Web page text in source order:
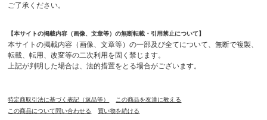
ご了承ください。
【本サイトの掲載内容（画像、文章等）の無断転載・引用禁止について】
本サイトの掲載内容（画像、文章等）の一部及び全てについて、無断で複製、
転載、転用、改変等の二次利用を固く禁じます。
上記が判明した場合は、法的措置をとる場合がございます。
特定商取引法に基づく表記（返品等）
この商品を友達に教える
この商品について問い合わせる
買い物を続ける